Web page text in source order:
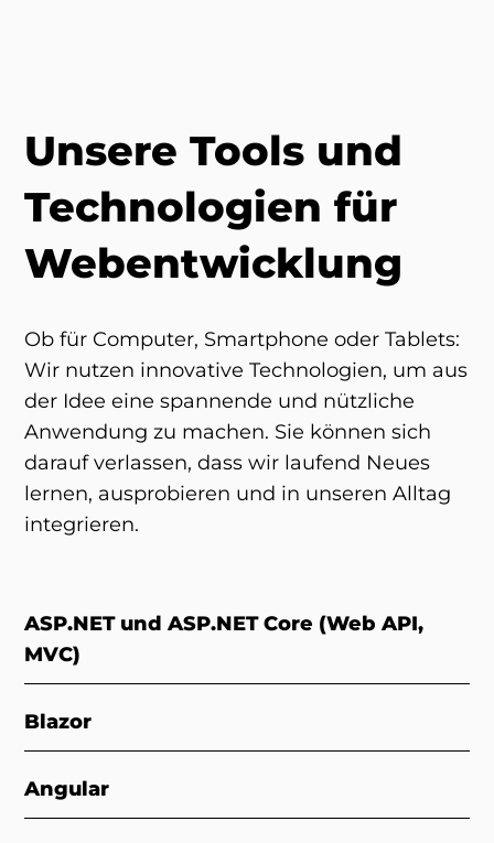
Unsere Tools und
Technologien für
Webentwicklung
Ob für Computer, Smartphone oder Tablets:
Wir nutzen innovative Technologien, um aus
der Idee eine spannende und nützliche
Anwendung zu machen. Sie können sich
darauf verlassen, dass wir laufend Neues
lernen, ausprobieren und in unseren Alltag
integrieren.
ASP.NET und ASP.NET Core (Web API,
MVC)
Blazor
Angular